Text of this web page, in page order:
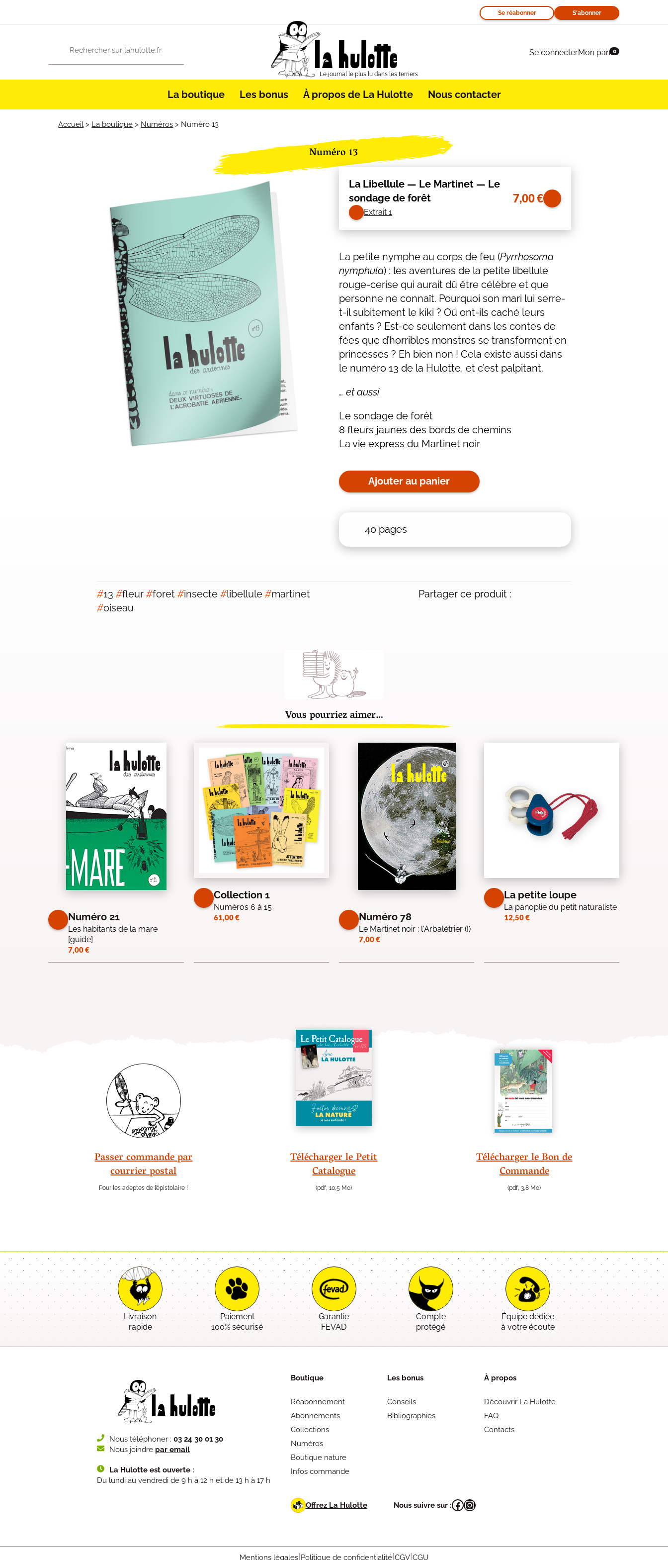
Se réabonner S'abonner
Le journal le plus lu dans les terriers
Se connecter 0
Mon panier
La boutique Les bonus À propos de La Hulotte Nous contacter
Accueil > La boutique > Numéros > Numéro 13
Numéro 13
La Libellule — Le Martinet — Le
sondage de forêt
Extrait 1
7,00€
La petite nymphe au corps de feu (Pyrrhosoma
nymphula) : les aventures de la petite libellule
rouge-cerise qui aurait dû être célèbre et que
personne ne connaît. Pourquoi son mari lui serre-
t-il subitement le kiki ? Où ont-ils caché leurs
enfants ? Est-ce seulement dans les contes de
fées que d’horribles monstres se transforment en
princesses ? Eh bien non ! Cela existe aussi dans
le numéro 13 de la Hulotte, et c’est palpitant.
… et aussi
Le sondage de forêt
8 fleurs jaunes des bords de chemins
La vie express du Martinet noir
Ajouter au panier
40 pages
#13 #fleur #foret #insecte #libellule #martinet
#oiseau
Partager ce produit :
Vous pourriez aimer…
Numéro 21
Les habitants de la mare
[guide]
7,00€
Collection 1
Numéros 6 à 15
61,00€ Numéro 78
Le Martinet noir : l'Arbalétrier (I)
7,00€
La petite loupe
La panoplie du petit naturaliste
12,50€
Passer commande par
courrier postal
Pour les adeptes de l’épistolaire !
Télécharger le Petit
Catalogue
(pdf, 10,5 Mo)
Télécharger le Bon de
Commande
(pdf, 3,8 Mo)
Livraison
rapide
Paiement
100% sécurisé
Garantie
FEVAD
Compte
protégé
Équipe dédiée
à votre écoute
Nous téléphoner : 03 24 30 01 30
Nous joindre par email
La Hulotte est ouverte :
Du lundi au vendredi de 9 h à 12 h et de 13 h à 17 h
Boutique
Réabonnement
Abonnements
Collections
Numéros
Boutique nature
Infos commande
Les bonus
Conseils
Bibliographies
À propos
Découvrir La Hulotte
FAQ
Contacts
Offrez La Hulotte Nous suivre sur :Facebook
Instagram
Mentions légales Politique de confidentialité CGV CGU